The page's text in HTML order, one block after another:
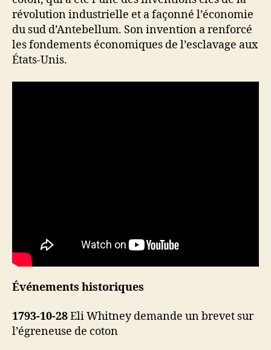
révolution industrielle et a façonné l’économie
du sud d’Antebellum. Son invention a renforcé
les fondements économiques de l’esclavage aux
États-Unis.
Événements historiques
1793-10-28Eli Whitney demande un brevet sur
l’égreneuse de coton